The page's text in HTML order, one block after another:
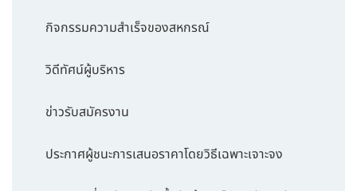
กิจกรรมความสำเร็จของสหกรณ์
วิดีทัศน์ผู้บริหาร
ข่าวรับสมัครงาน
ประกาศผู้ชนะการเสนอราคาโดยวิธีเฉพาะเจาะจง